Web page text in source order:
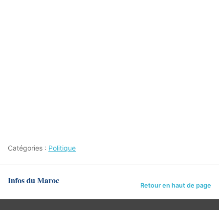
Catégories : Politique
Infos du Maroc Retour en haut de page